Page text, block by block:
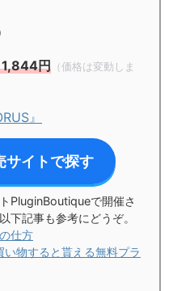
円 （価格は変動しま
』
サイトで探す
PluginBoutiqueで開催さ
下記事も参考にどうぞ。
仕方
物すると貰える無料プラ